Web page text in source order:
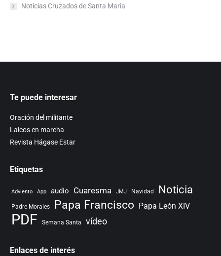
Noticias Cruzados de Santa Maria
Te puede interesar
Oración del militante
Laicos en marcha
Revista Hágase Estar
Etiquetas
Adviento App audio Cuaresma JMJ Navidad Noticia
Padre Morales Papa Francisco Papa León XIV
PDF Semana Santa vídeo
Enlaces de interés